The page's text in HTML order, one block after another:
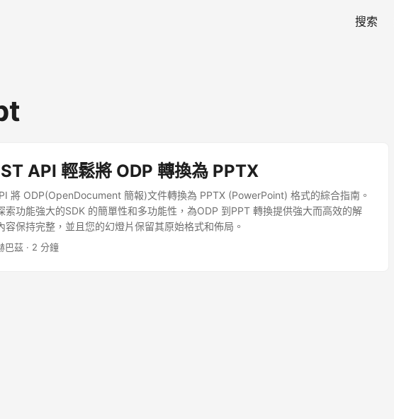
搜索
API 輕鬆將 ODP 轉換為 PPTX
將 ODP(OpenDocument 簡報)文件轉換為 PPTX (PowerPoint) 格式的綜合指南。
索功能強大的SDK 的簡單性和多功能性，為ODP 到PPT 轉換提供強大而高效的解
容保持完整，並且您的幻燈片保留其原始格式和佈局。
巴茲 · 2 分鐘